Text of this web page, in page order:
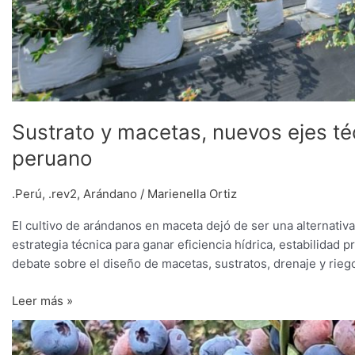
Sustrato y macetas, nuevos ejes
peruano
.Perú, .rev2, Arándano / Marienella Ortiz
El cultivo de arándanos en maceta dejó de ser una
estrategia técnica para ganar eficiencia hídrica, estabilidad
debate sobre el diseño de macetas, sustratos, drenaje y
Leer más »
Arándanos
y